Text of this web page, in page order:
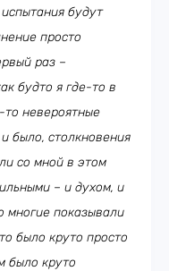
будут
просто
раз –
будто я где-то в
невероятные
было, столкновения
со мной в этом
– и духом, и
многие показывали
было круто просто
было круто